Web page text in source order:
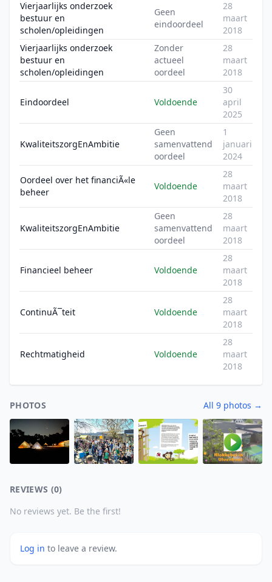
Vierjaarlijks onderzoek
bestuur en
scholen/opleidingen
Geen
eindoordeel
28
maart
2018
Vierjaarlijks onderzoek
bestuur en
scholen/opleidingen
Zonder
actueel
oordeel
28
maart
2018
Eindoordeel Voldoende
30
april
2025
KwaliteitszorgEnAmbitie
Geen
samenvattend
oordeel
1
januari
2024
Oordeel over het financiÃ«le
beheer
Voldoende
28
maart
2018
KwaliteitszorgEnAmbitie
Geen
samenvattend
oordeel
28
maart
2018
Financieel beheer Voldoende
28
maart
2018
ContinuÃ¯teit Voldoende
28
maart
2018
Rechtmatigheid Voldoende
28
maart
2018
PHOTOS All 9 photos →
REVIEWS (0)
No reviews yet. Be the first!
Log in to leave a review.